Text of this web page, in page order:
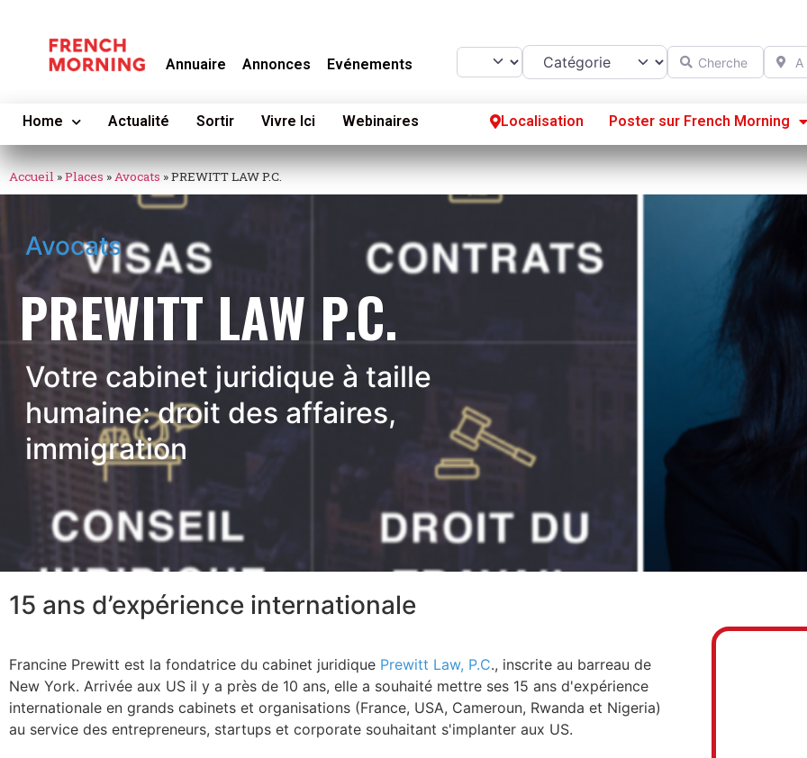
Annuaire Annonces Evénements
Select search type
Catégorie Chercher A
Home Actualité Sortir Vivre Ici Webinaires Localisation Poster sur French Morning
Accueil »Places »Avocats »PREWITT LAW P.C.
Avocats
PREWITT LAW P.C.
Votre cabinet juridique à taille
humaine: droit des affaires,
immigration
15 ans d’expérience internationale
Francine Prewitt est la fondatrice du cabinet juridique Prewitt Law, P.C., inscrite au barreau de
New York. Arrivée aux US il y a près de 10 ans, elle a souhaité mettre ses 15 ans d'expérience
internationale en grands cabinets et organisations (France, USA, Cameroun, Rwanda et Nigeria)
au service des entrepreneurs, startups et corporate souhaitant s'implanter aux US.